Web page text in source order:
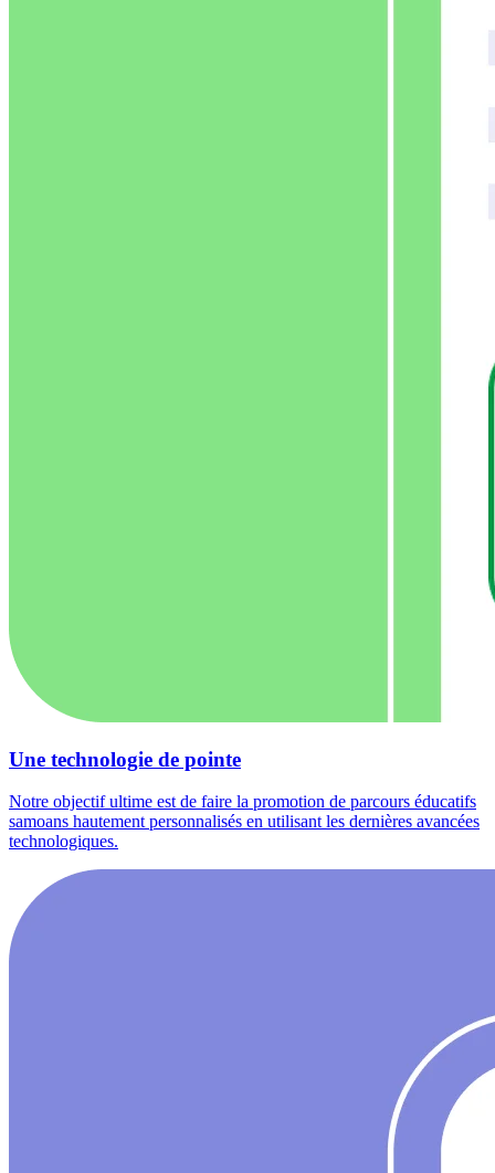
Une technologie de pointe
Notre objectif ultime est de faire la promotion de parcours éducatifs
samoans hautement personnalisés en utilisant les dernières avancées
technologiques.